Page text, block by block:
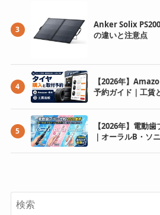
3
Anker Solix
の違いと注意点
4
【2026年】
予約ガイド｜工賃
5
【2026年】電動
｜オーラルB・ソ